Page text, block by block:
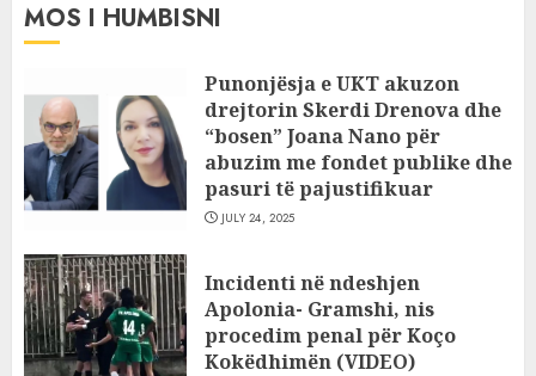
MOS I HUMBISNI
Punonjësja e UKT akuzon
drejtorin Skerdi Drenova dhe
“bosen” Joana Nano për
abuzim me fondet publike dhe
pasuri të pajustifikuar
JULY 24, 2025
Incidenti në ndeshjen
Apolonia- Gramshi, nis
procedim penal për Koço
Kokëdhimën (VIDEO)